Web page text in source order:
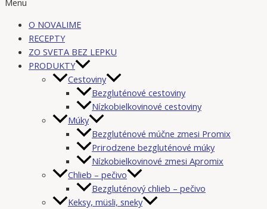
O NOVALIME
RECEPTY
ZO SVETA BEZ LEPKU
PRODUKTY
Cestoviny
Bezgluténové cestoviny
Nízkobielkovinové cestoviny
Múky
Bezgluténové múčne zmesi Promix
Prirodzene bezgluténové múky
Nízkobielkovinové zmesi Apromix
Chlieb – pečivo
Bezgluténový chlieb – pečivo
Keksy, müsli, sneky